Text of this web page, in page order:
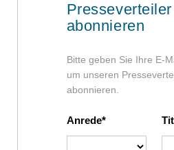
Presseverteiler
abonnieren
Bitte geben Sie Ihre E-
um unseren
abonnieren.
Anrede